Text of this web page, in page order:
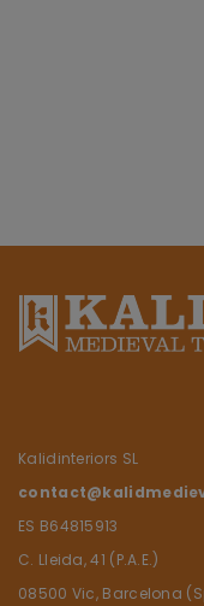
Kalidinteriors SL
ES B64815913
C. Lleida, 41 (P.A.E.)
08500 Vic, Barcelona